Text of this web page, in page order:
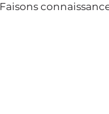
Faisons